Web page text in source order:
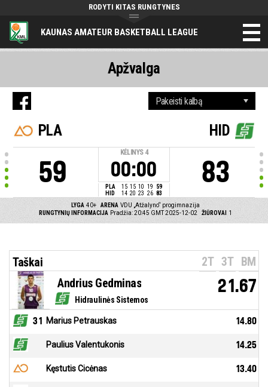
KAUNAS AMATEUR BASKETBALL LEAGUE
RODYTI KITAS RUNGTYNES
PLA
59
KĖLINYS 4
00:00
PLA 15 15 10 19
59
HID
14 20 23 26 83
HID
83
LYGA 40+ ARENA VDU „Atžalyno“ progimnazija
RUNGTYNIŲ INFORMACIJA Pradžia: 20:45 GMT 2025-12-02 ŽIŪROVAI 1
Apžvalga
Taškai 2T 3T BM
Hidraulinės Sistemos
Andrius Gedminas 21.67
31 Marius Petrauskas 14.80
Paulius Valentukonis 14.25
Kęstutis Cicėnas 13.40